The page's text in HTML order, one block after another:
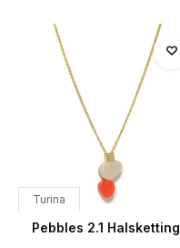
Turina
Pebbles 2.1 Halsketting